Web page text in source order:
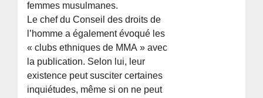
femmes musulmanes.
Le chef du Conseil des droits de
l’homme a également évoqué les
« clubs ethniques de MMA » avec
la publication. Selon lui, leur
existence peut susciter certaines
inquiétudes, même si on ne peut